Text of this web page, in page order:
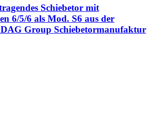
Schiebetor mit
6/5/6 als Mod. S6 aus der
Group Schiebetormanufaktur